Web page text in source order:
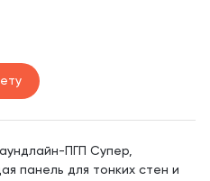
ПГП Супер,
панель для тонких стен и